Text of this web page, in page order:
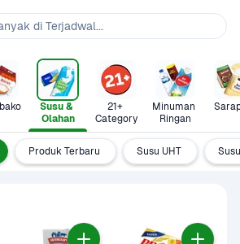
Susu &
Olahan
21+
Category
Minuman
Ringan
Produk Terbaru Susu UHT
di Terjadwal...